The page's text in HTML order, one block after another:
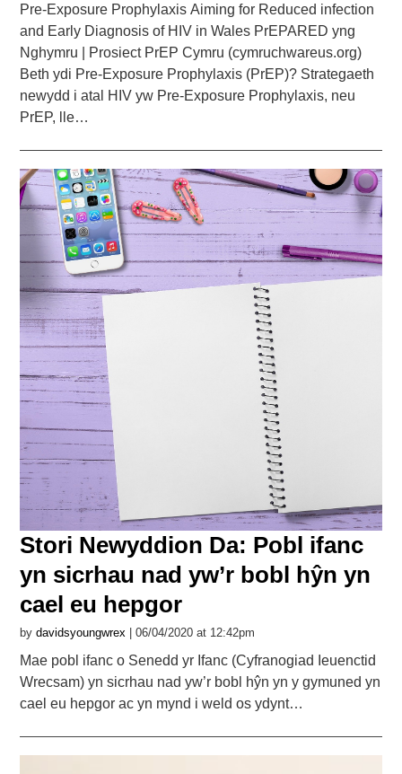
Pre-Exposure Prophylaxis Aiming for Reduced infection
and Early Diagnosis of HIV in Wales PrEPARED yng
Nghymru | Prosiect PrEP Cymru (cymruchwareus.org)
Beth ydi Pre-Exposure Prophylaxis (PrEP)? Strategaeth
newydd i atal HIV yw Pre-Exposure Prophylaxis, neu
PrEP, lle…
Stori Newyddion Da: Pobl ifanc
yn sicrhau nad yw’r bobl hŷn yn
cael eu hepgor
bydavidsyoungwrex | 06/04/2020 at 12:42pm
Mae pobl ifanc o Senedd yr Ifanc (Cyfranogiad Ieuenctid
Wrecsam) yn sicrhau nad yw’r bobl hŷn yn y gymuned yn
cael eu hepgor ac yn mynd i weld os ydynt…